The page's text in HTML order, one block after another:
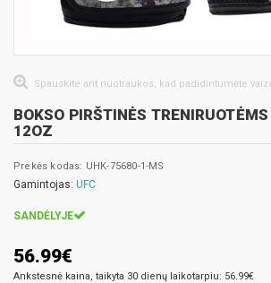
Spauskite ant nuotraukos, kad padidintumėte
BOKSO PIRŠTINĖS
12OZ
Prekės kodas: UHK-75680-1-MS
Gamintojas: UFC
SANDĖLYJE
56.99€
Ankstesnė kaina, taikyta 30 dienų laikotarpiu: 56.99€